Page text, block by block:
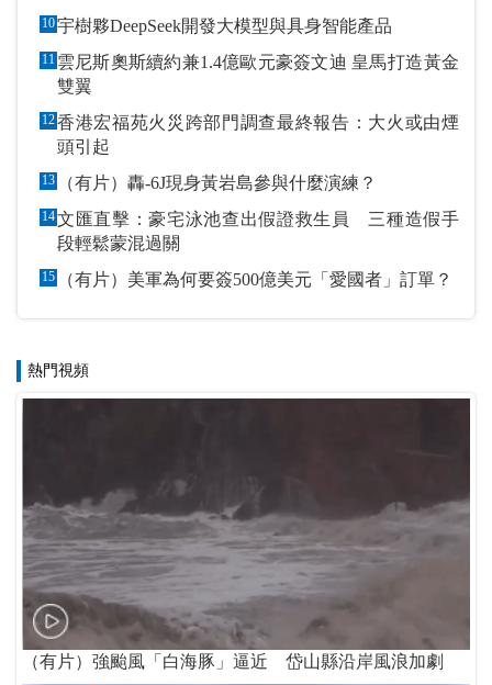
10宇樹夥DeepSeek開發大模型與具身智能產品
11 雲尼斯奧斯續約兼1.4億歐元豪簽文迪 皇馬打造黃金
雙翼
12香港宏福苑火災跨部門調查最終報告：大火或由煙
頭引起
13 （有片）轟-6J現身黃岩島參與什麼演練？
14文匯直擊：豪宅泳池查出假證救生員 三種造假手
段輕鬆蒙混過關
15 （有片）美軍為何要簽500億美元「愛國者」訂單？
熱門視頻
（有片）強颱風「白海豚」逼近 岱山縣沿岸風浪加劇